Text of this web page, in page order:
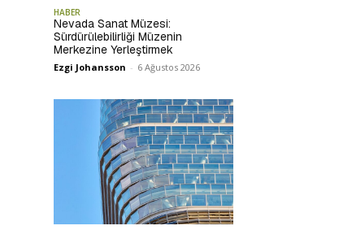
HABER
Nevada Sanat Müzesi:
Sürdürülebilirliği Müzenin
Merkezine Yerleştirmek
Ezgi Johansson - 6 Ağustos 2026